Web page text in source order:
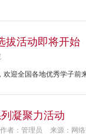
拔活动即将开始
迎全国各地优秀学子前
凝聚力活动
作者：管理员 来源：网